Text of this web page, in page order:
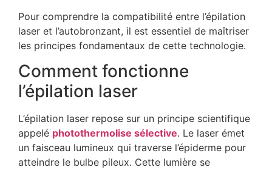
Pour comprendre la compatibilité entre l’épilation
laser et l’autobronzant, il est essentiel de maîtriser
les principes fondamentaux de cette technologie.
Comment fonctionne
l’épilation laser
L’épilation laser repose sur un principe scientifique
appelé photothermolise sélective. Le laser émet
un faisceau lumineux qui traverse l’épiderme pour
atteindre le bulbe pileux. Cette lumière se